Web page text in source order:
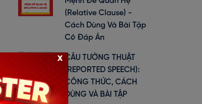
(Relative Clause) -
Cách Dùng Và Bài Tập
Có Đáp Án
CÂU TƯỜNG THUẬT
(REPORTED SPEECH):
CÔNG THỨC, CÁCH
DÙNG VÀ BÀI TẬP
x